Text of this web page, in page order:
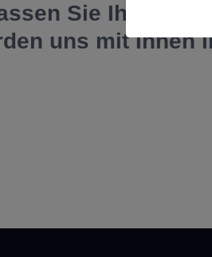
Sie Ihre
uns mit Ihnen